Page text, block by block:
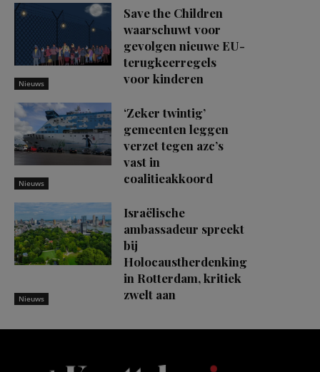
Nieuws
Save the Children
waarschuwt voor
gevolgen nieuwe EU-
terugkeerregels
voor kinderen
Nieuws
‘Zeker twintig’
gemeenten leggen
verzet tegen azc’s
vast in
coalitieakkoord
Nieuws
Israëlische
ambassadeur spreekt
bij
Holocaustherdenking
in Rotterdam, kritiek
zwelt aan